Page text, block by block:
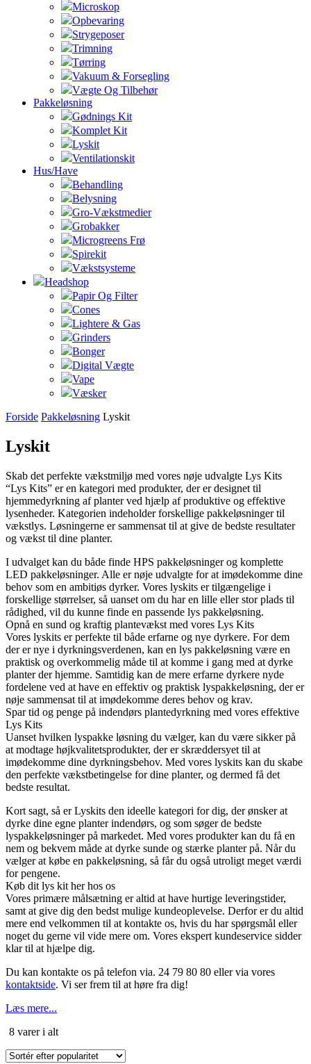
Microskop
Opbevaring
Strygeposer
Trimning
Tørring
Vakuum & Forsegling
Vægte Og Tilbehør
Pakkeløsning
Gødnings Kit
Komplet Kit
Lyskit
Ventilationskit
Hus/Have
Behandling
Belysning
Gro-Vækstmedier
Grobakker
Microgreens Frø
Spirekit
Vækstsysteme
Headshop
Papir Og Filter
Cones
Lightere & Gas
Grinders
Bonger
Digital Vægte
Vape
Væsker
Forside Pakkeløsning Lyskit
Lyskit
Skab det perfekte vækstmiljø med vores nøje udvalgte Lys Kits
“Lys Kits” er en kategori med produkter, der er designet til
hjemmedyrkning af planter ved hjælp af produktive og effektive
lysenheder. Kategorien indeholder forskellige pakkeløsninger til
vækstlys. Løsningerne er sammensat til at give de bedste resultater
og vækst til dine planter.
I udvalget kan du både finde HPS pakkeløsninger og komplette
LED pakkeløsninger. Alle er nøje udvalgte for at imødekomme dine
behov som en ambitiøs dyrker. Vores lyskits er tilgængelige i
forskellige størrelser, så uanset om du har en lille eller stor plads til
rådighed, vil du kunne finde en passende lys pakkeløsning.
Opnå en sund og kraftig plantevækst med vores Lys Kits
Vores lyskits er perfekte til både erfarne og nye dyrkere. For dem
der er nye i dyrkningsverdenen, kan en lys pakkeløsning være en
praktisk og overkommelig måde til at komme i gang med at dyrke
planter der hjemme. Samtidig kan de mere erfarne dyrkere nyde
fordelene ved at have en effektiv og praktisk lyspakkeløsning, der er
nøje sammensat til at imødekomme deres behov og krav.
Spar tid og penge på indendørs plantedyrkning med vores effektive
Lys Kits
Uanset hvilken lyspakke løsning du vælger, kan du være sikker på
at modtage højkvalitetsprodukter, der er skræddersyet til at
imødekomme dine dyrkningsbehov. Med vores lyskits kan du skabe
den perfekte vækstbetingelse for dine planter, og dermed få det
bedste resultat.
Kort sagt, så er Lyskits den ideelle kategori for dig, der ønsker at
dyrke dine egne planter indendørs, og som søger de bedste
lyspakkeløsninger på markedet. Med vores produkter kan du få en
nem og bekvem måde at dyrke sunde og stærke planter på. Når du
vælger at købe en pakkeløsning, så får du også utroligt meget værdi
for pengene.
Køb dit lys kit her hos os
Vores primære målsætning er altid at have hurtige leveringstider,
samt at give dig den bedst mulige kundeoplevelse. Derfor er du altid
mere end velkommen til at kontakte os, hvis du har spørgsmål eller
noget du gerne vil vide mere om. Vores ekspert kundeservice sidder
klar til at hjælpe dig.
Du kan kontakte os på telefon via. 24 79 80 80 eller via vores
kontaktside. Vi ser frem til at høre fra dig!
Læs mere...
8 varer i altSorteret
popularitet